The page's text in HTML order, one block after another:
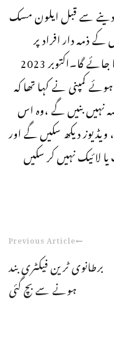
دینے سے قبل ایلون مسک
ذمہ دار افراد پر
قوانین کا پوری طاقت سے اطلاق کیا جائے گا۔اکتوبر 2023
کمپنی نے کہا تھا کہ
نہیں بنیں گے ،وہ اس
دیکھ سکیں گے اور
لائیک نہیں کر سکیں
Previous Article
برطانوی ٹرین فیکٹری بند
ہونے سے بچ گئی